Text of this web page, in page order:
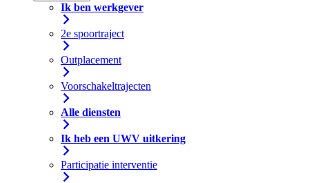
Ik ben werkgever
2e spoortraject
Outplacement
Voorschakeltrajecten
Alle diensten
Ik heb een UWV uitkering
Participatie interventie